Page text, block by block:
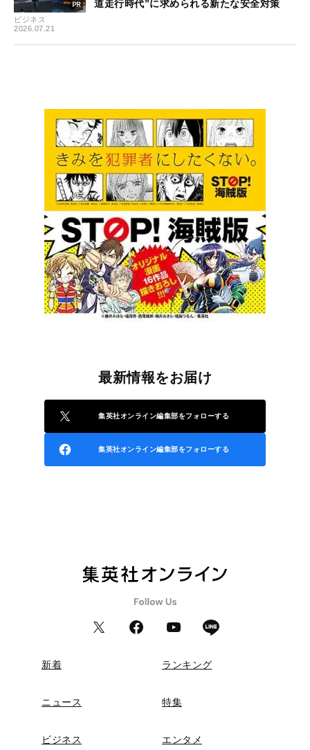
ビジネス
2026.07.21
道走行時代”に求められる新たな安全対策
最新情報をお届け
集英社オンライン編集部をフォローする
集英社オンライン編集部をフォローする
新着 ランキング
ニュース 特集
ビジネス エンタメ